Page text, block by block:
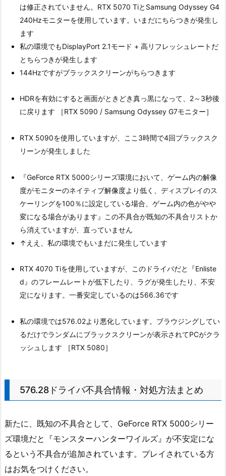
は修正されていません。RTX 5070 TiとSamsung Odyssey G4
240Hzモニターを使用しています。いまだにちらつきが発生し
ます
私の環境でもDisplayPort 2.1モード + 高リフレッシュレートだ
とちらつきが発生します
144Hzですがブラックスクリーンがちらつきます
HDRを有効にすると画面がときどき真っ黒になって、2～3秒後
に戻ります ［RTX 5090 / Samsung Odyssey G7モニター］
RTX 5090を使用していますが、ここ3時間で4回ブラックスク
リーンが発生しました
『GeForce RTX 5000シリーズ環境において、ゲーム内の解像
度がモニターのネイティブ解像度より低く、ディスプレイのス
ケーリングを100％に設定している場合、ゲーム内の色がやや
変になる場合があります』この不具合が既知の不具合リストか
ら消えていますが、直っていません
↑ええ、私の環境でもいまだに発生しています
RTX 4070 Tiを使用していますが、このドライバだと『Enliste
d』のフレームレートが低下したり、ラグが発生したり、不安
定になります。一番安定しているのは566.36です
私の環境では576.02より悪化しています。ブラウジングしてい
るだけでランダムにブラックスクリーンが表示されてPCがクラ
ッシュします ［RTX 5080］
576.28ドライバ不具合情報・対処方法まとめ
新たに、既知の不具合として、GeForce RTX 5000シリー
ズ環境だと『モンスターハンターワイルズ』が不安定にな
るという不具合が追加されています。プレイされている方
はお気をつけください。